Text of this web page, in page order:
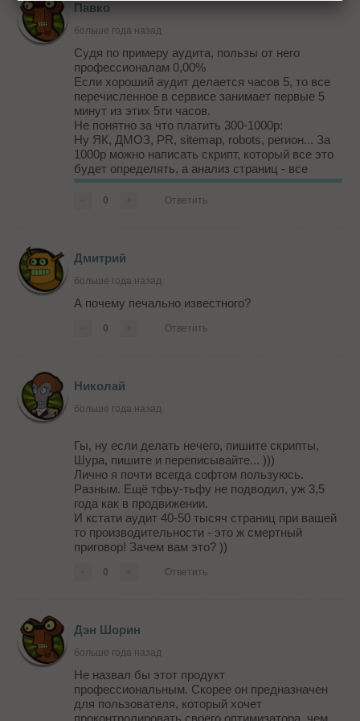
Павко
больше года назад
Судя по примеру аудита, пользы от него
профессионалам 0,00%
Если хороший аудит делается часов 5, то все
перечисленное в сервисе занимает первые 5
минут из этих 5ти часов.
Не понятно за что платить 300-1000р:
Ну ЯК, ДМОЗ, PR, sitemap, robots, регион... За
1000р можно написать скрипт, который все это
будет определять, а анализ страниц - все
данные бесплатным софтом получать можно,
где ограничение не до 100 и до 1000 страниц - а
0 Ответить
Дмитрий
больше года назад
А почему печально известного?
0 Ответить
Николай
больше года назад
Гы, ну если делать нечего, пишите скрипты,
Шура, пишите и переписывайте... )))
Лично я почти всегда софтом пользуюсь.
Разным. Ещё тфьу-тьфу не подводил, уж 3,5
года как в продвижении.
И кстати аудит 40-50 тысяч страниц при вашей
то производительности - это ж смертный
приговор! Зачем вам это? ))
0 Ответить
Дэн Шорин
больше года назад
Не назвал бы этот продукт
профессиональным. Скорее он предназначен
для пользователя, который хочет